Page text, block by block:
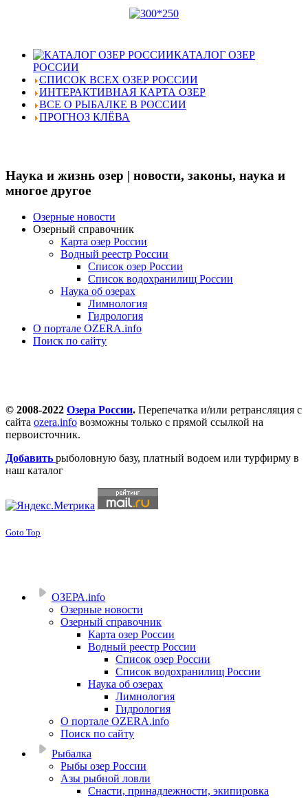
КАТАЛОГ ОЗЕР
РОССИИ
СПИСОК ВСЕХ ОЗЕР РОССИИ
ИНТЕРАКТИВНАЯ КАРТА ОЗЕР
ВСЕ О РЫБАЛКЕ В РОССИИ
ПРОГНОЗ КЛЁВА
Наука и жизнь озер | новости, законы, наука и
многое другое
Озерные новости
Озерный справочник
Карта озер России
Водный реестр России
Список озер России
Список водохранилищ России
Наука об озерах
Лимнология
Гидрология
О портале OZERA.info
Поиск по сайту
© 2008-2022 Озера России. Перепечатка и/или ретрансляция с
сайта ozera.info возможны только с прямой ссылкой на
первоисточник.
Добавить рыболовную базу, платный водоем или турфирму в
наш каталог
Goto Top
ОЗЕРА.info
Озерные новости
Озерный справочник
Карта озер России
Водный реестр России
Список озер России
Список водохранилищ России
Наука об озерах
Лимнология
Гидрология
О портале OZERA.info
Поиск по сайту
Рыбалка
Рыбы озер России
Азы рыбной ловли
Снасти, принадлежности, экипировка